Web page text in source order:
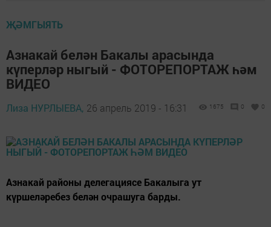
ҖӘМГЫЯТЬ
Азнакай белән Бакалы арасында
күперләр ныгый - ФОТОРЕПОРТАЖ һәм
ВИДЕО
Лиза НУРЛЫЕВА, 26 апрель 2019 - 16:31 1675 0 0
Азнакай районы делегациясе Бакалыга ут
күршеләребез белән очрашуга барды.